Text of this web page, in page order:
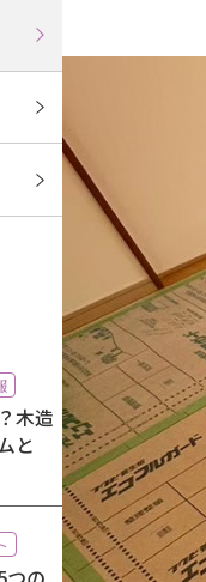
木造
と